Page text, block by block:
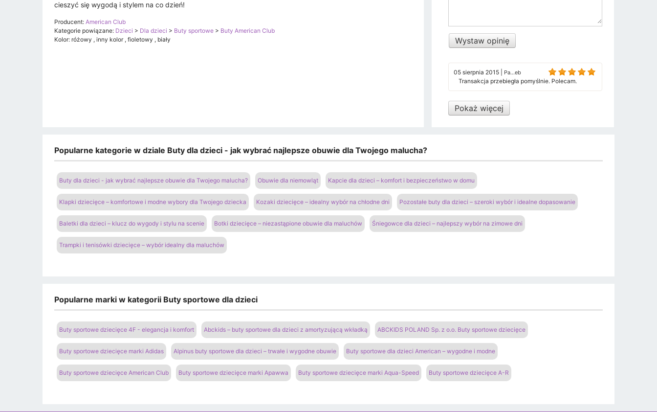
cieszyć się wygodą i stylem na co dzień!
Producent: American Club
Kategorie powiązane: Dzieci > Dla dzieci > Buty sportowe > Buty American Club
Kolor: różowy , inny kolor , fioletowy , biały
Wystaw opinię
05 sierpnia 2015 Pa...eb
Transakcja przebiegła pomyślnie. Polecam.
Pokaż więcej
Popularne kategorie w dziale Buty dla dzieci - jak wybrać najlepsze obuwie dla Twojego malucha?
Buty dla dzieci - jak wybrać najlepsze obuwie dla Twojego malucha? Obuwie dla niemowląt Kapcie dla dzieci – komfort i bezpieczeństwo w domu
Klapki dziecięce – komfortowe i modne wybory dla Twojego dziecka Kozaki dziecięce – idealny wybór na chłodne dni Pozostałe buty dla dzieci – szeroki wybór i idealne dopasowanie
Baletki dla dzieci – klucz do wygody i stylu na scenie Botki dziecięce – niezastąpione obuwie dla maluchów Śniegowce dla dzieci – najlepszy wybór na zimowe dni
Trampki i tenisówki dziecięce – wybór idealny dla maluchów
Popularne marki w kategorii Buty sportowe dla dzieci
Buty sportowe dziecięce 4F - elegancja i komfort Abckids – buty sportowe dla dzieci z amortyzującą wkładką ABCKIDS POLAND Sp. z o.o. Buty sportowe dziecięce
Buty sportowe dziecięce marki Adidas Alpinus buty sportowe dla dzieci – trwałe i wygodne obuwie Buty sportowe dla dzieci American – wygodne i modne
Buty sportowe dziecięce American Club Buty sportowe dziecięce marki Apawwa Buty sportowe dziecięce marki Aqua-Speed Buty sportowe dziecięce A-R